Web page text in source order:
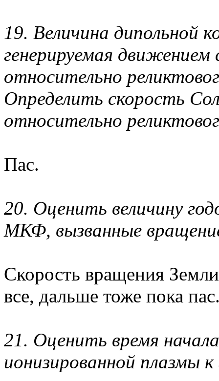
19. Величина дипольной
генерируемая движением
относительно
Определить скорость
относительно
Пас.
20. Оценить величину
МКФ, вызванные
Скорость вращения
все, дальше тоже пока
21. Оценить время
ионизированной плазмы